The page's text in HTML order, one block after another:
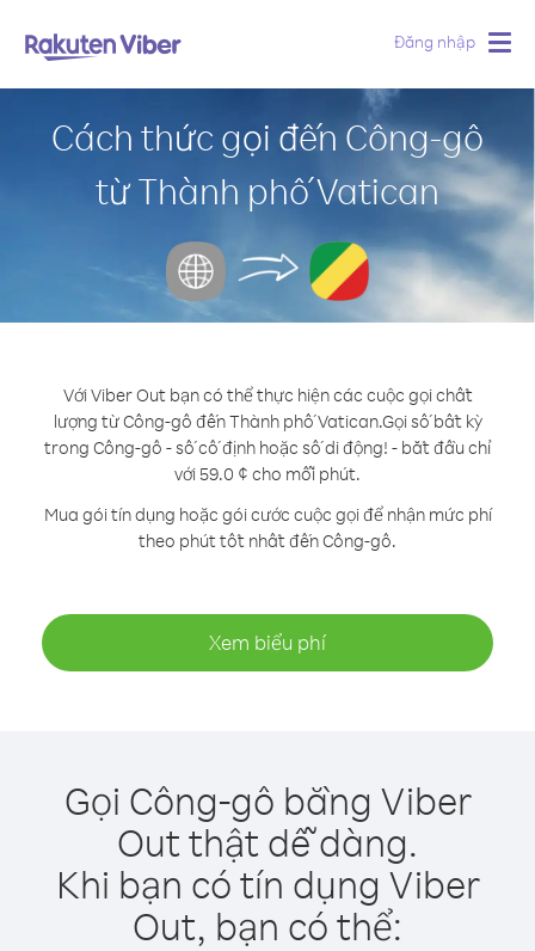
Đăng nhập
Cách thức gọi đến Công-gô
từ Thành phố Vatican
Với Viber Out bạn có thể thực hiện các cuộc gọi chất
lượng từ Công-gô đến Thành phố Vatican.Gọi số bất kỳ
trong Công-gô - số cố định hoặc số di động! - bắt đầu chỉ
với 59.0 ¢ cho mỗi phút.
Mua gói tín dụng hoặc gói cước cuộc gọi để nhận mức phí
theo phút tốt nhất đến Công-gô.
Xem biểu phí
Gọi Công-gô bằng Viber
Out thật dễ dàng.
Khi bạn có tín dụng Viber
Out, bạn có thể: